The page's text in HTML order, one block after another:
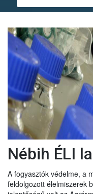
Nébih ÉLI
A fogyasztók védelme, a
feldolgozott élelmiszerek